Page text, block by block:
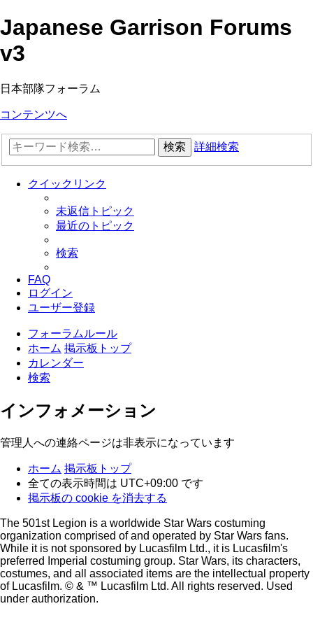
Japanese Garrison Forums
v3
日本部隊フォーラム
コンテンツへ
検索 詳細検索
クイックリンク
未返信トピック
最近のトピック
検索
FAQ
ログイン
ユーザー登録
フォーラムルール
ホーム 掲示板トップ
カレンダー
検索
インフォメーション
管理人への連絡ページは非表示になっています
ホーム 掲示板トップ
全ての表示時間は UTC+09:00 です
掲示板の cookie を消去する
The 501st Legion is a worldwide Star Wars costuming
organization comprised of and operated by Star Wars fans.
While it is not sponsored by Lucasfilm Ltd., it is Lucasfilm's
preferred Imperial costuming group. Star Wars, its characters,
costumes, and all associated items are the intellectual property
of Lucasfilm. © & ™ Lucasfilm Ltd. All rights reserved. Used
under authorization.